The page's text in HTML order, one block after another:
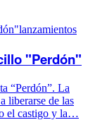
lanzamientos
"Perdón"
“Perdón”. La
liberarse de las
el castigo y la…